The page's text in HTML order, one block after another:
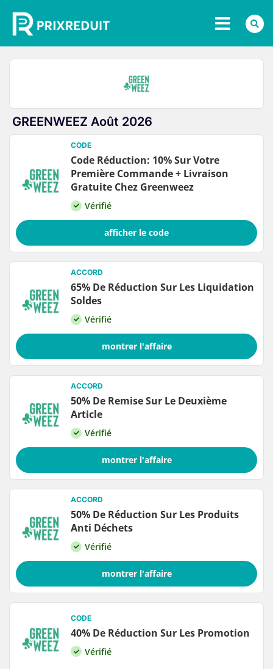
GREENWEEZ Août 2026
CODE
Code Réduction: 10% Sur Votre
Première Commande + Livraison
Gratuite Chez Greenweez
Vérifié
afficher le code
ACCORD
65% De Réduction Sur Les Liquidation
Soldes
Vérifié
montrer l'affaire
ACCORD
50% De Remise Sur Le Deuxième
Article
Vérifié
montrer l'affaire
ACCORD
50% De Réduction Sur Les Produits
Anti Déchets
Vérifié
montrer l'affaire
CODE
40% De Réduction Sur Les Promotion
Vérifié